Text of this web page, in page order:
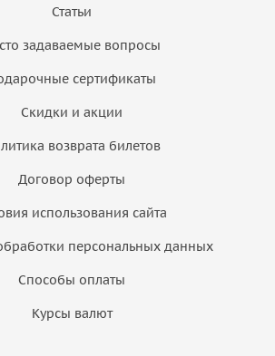
Статьи
задаваемые вопросы
сертификаты
Скидки и акции
возврата билетов
Договор оферты
использования сайта
персональных данных
Способы оплаты
Курсы валют